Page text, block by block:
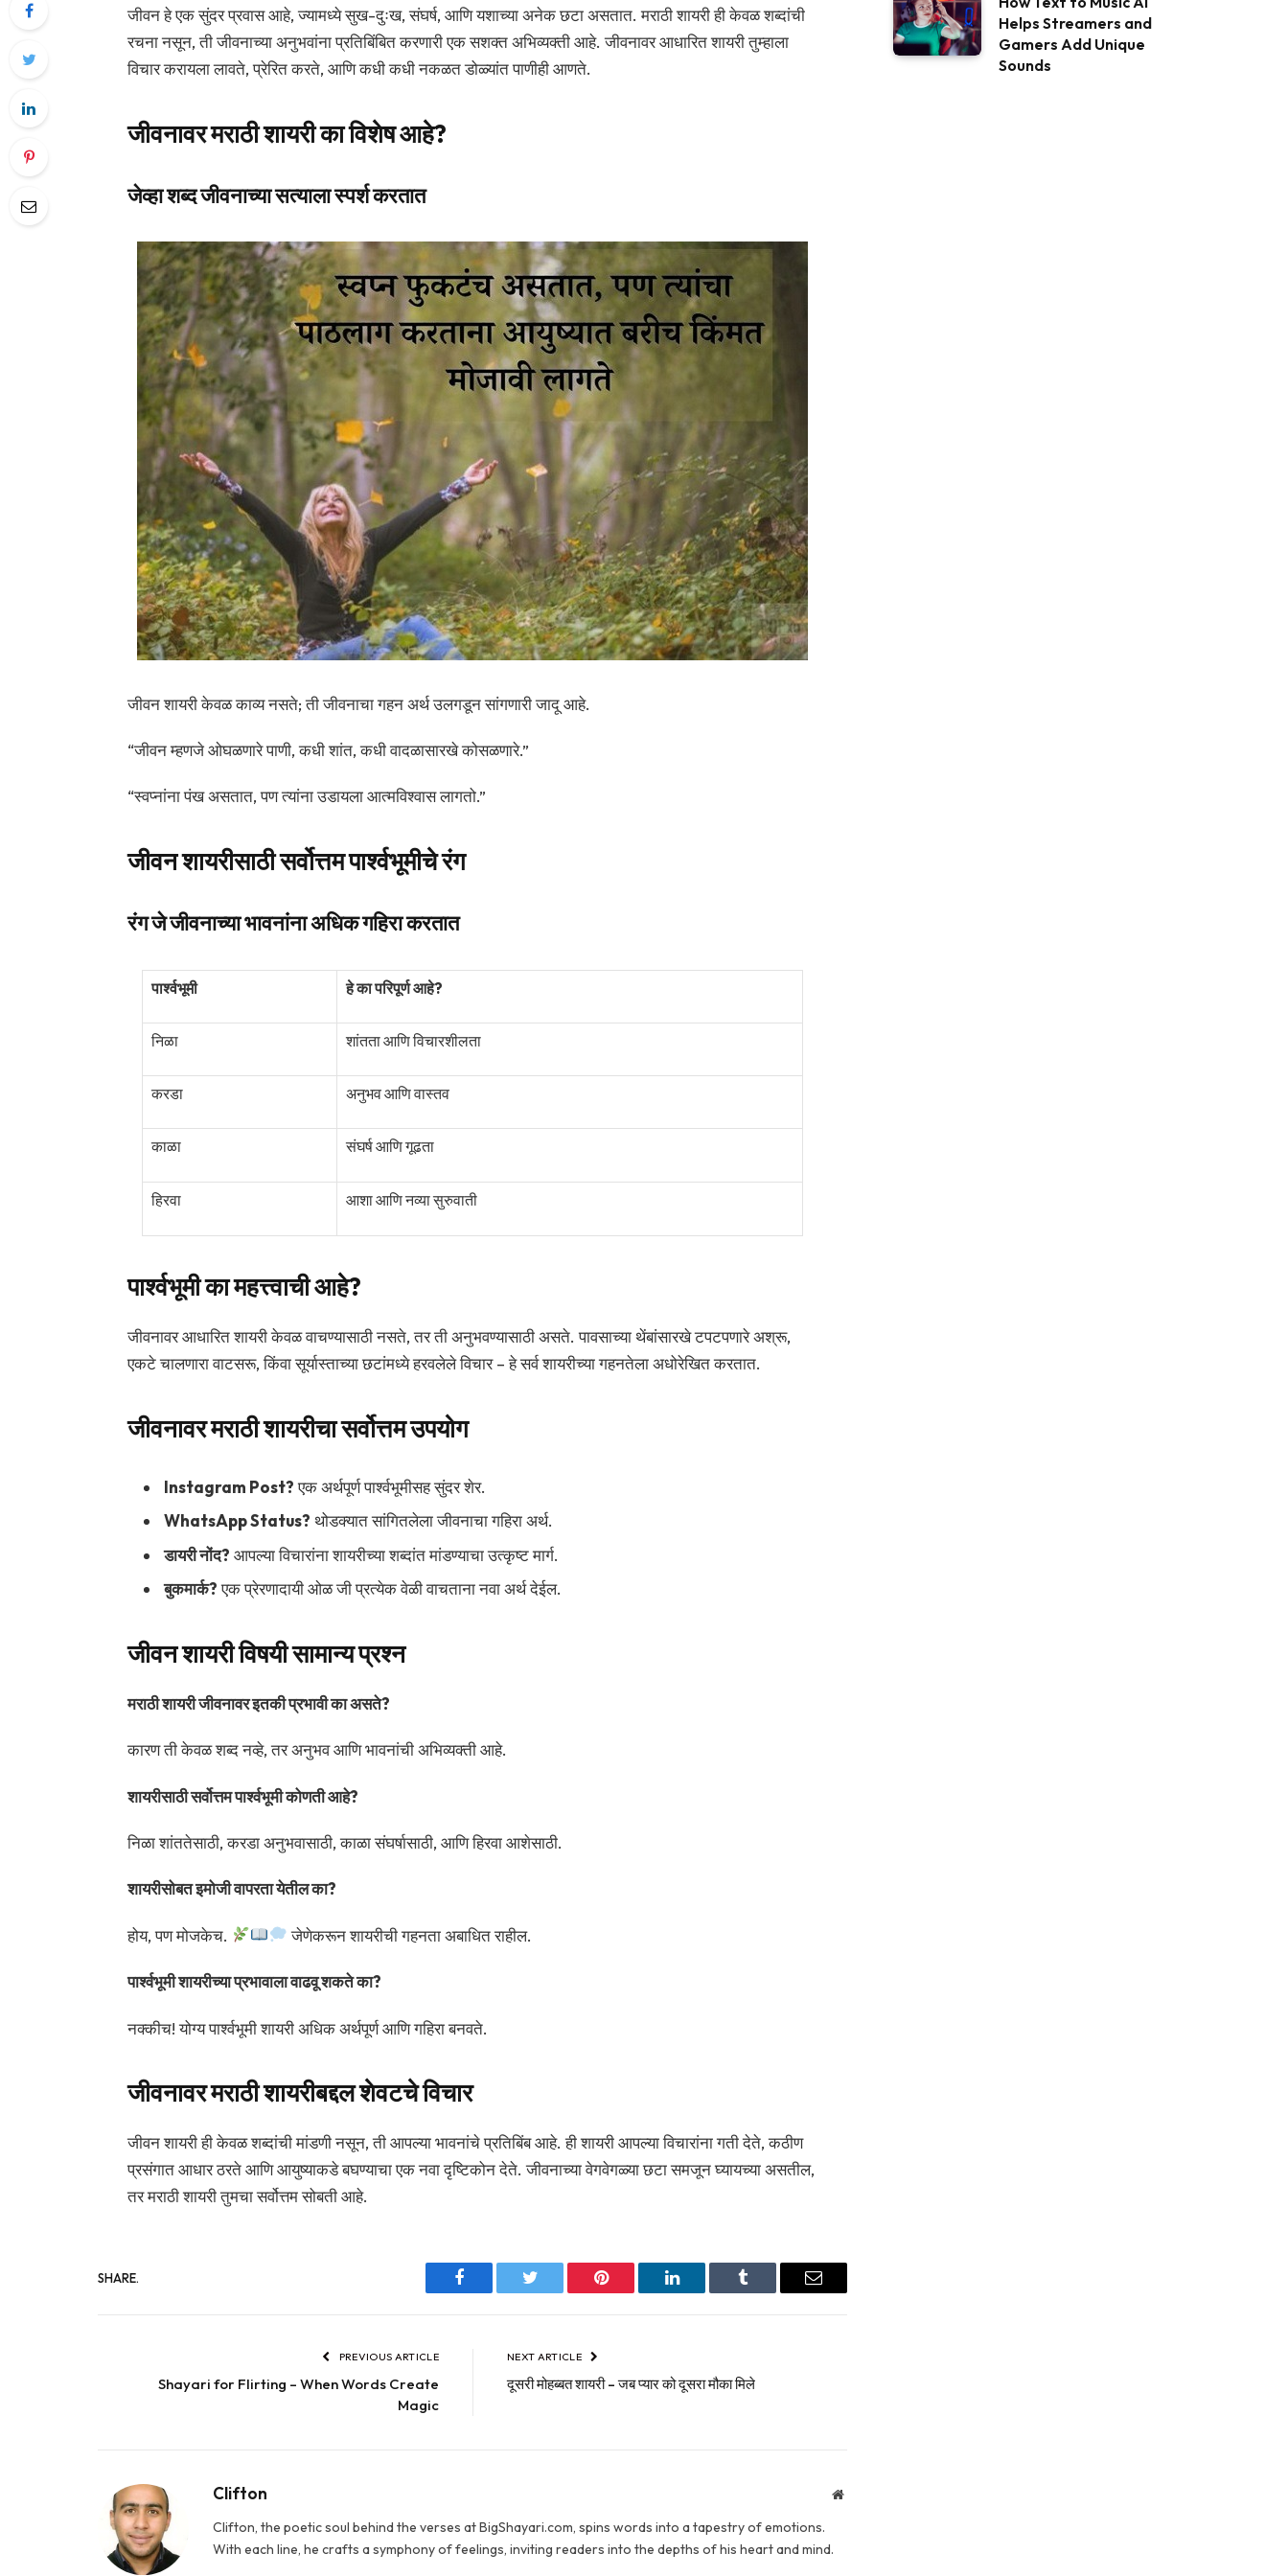
जीवन हे एक सुंदर प्रवास आहे, ज्यामध्ये सुख-दुःख, संघर्ष, आणि यशाच्या अनेक छटा असतात. मराठी शायरी ही केवळ शब्दांची
रचना नसून, ती जीवनाच्या अनुभवांना प्रतिबिंबित करणारी एक सशक्त अभिव्यक्ती आहे. जीवनावर आधारित शायरी तुम्हाला
विचार करायला लावते, प्रेरित करते, आणि कधी कधी नकळत डोळ्यांत पाणीही आणते.
जीवनावर मराठी शायरी का विशेष आहे?
जेव्हा शब्द जीवनाच्या सत्याला स्पर्श करतात
जीवन शायरी केवळ काव्य नसते; ती जीवनाचा गहन अर्थ उलगडून सांगणारी जादू आहे.
“जीवन म्हणजे ओघळणारे पाणी, कधी शांत, कधी वादळासारखे कोसळणारे.”
“स्वप्नांना पंख असतात, पण त्यांना उडायला आत्मविश्वास लागतो.”
जीवन शायरीसाठी सर्वोत्तम पार्श्वभूमीचे रंग
रंग जे जीवनाच्या भावनांना अधिक गहिरा करतात
पार्श्वभूमी हे का परिपूर्ण आहे?
निळा शांतता आणि विचारशीलता
करडा अनुभव आणि वास्तव
काळा संघर्ष आणि गूढता
हिरवा आशा आणि नव्या सुरुवाती
पार्श्वभूमी का महत्त्वाची आहे?
जीवनावर आधारित शायरी केवळ वाचण्यासाठी नसते, तर ती अनुभवण्यासाठी असते. पावसाच्या थेंबांसारखे टपटपणारे अश्रू,
एकटे चालणारा वाटसरू, किंवा सूर्यास्ताच्या छटांमध्ये हरवलेले विचार – हे सर्व शायरीच्या गहनतेला अधोरेखित करतात.
जीवनावर मराठी शायरीचा सर्वोत्तम उपयोग
Instagram Post?एक अर्थपूर्ण पार्श्वभूमीसह सुंदर शेर.
WhatsApp Status? थोडक्यात सांगितलेला जीवनाचा गहिरा अर्थ.
डायरी नोंद? आपल्या विचारांना शायरीच्या शब्दांत मांडण्याचा उत्कृष्ट मार्ग.
बुकमार्क?एक प्रेरणादायी ओळ जी प्रत्येक वेळी वाचताना नवा अर्थ देईल.
जीवन शायरी विषयी सामान्य प्रश्न
मराठी शायरी जीवनावर इतकी प्रभावी का असते?
कारण ती केवळ शब्द नव्हे, तर अनुभव आणि भावनांची अभिव्यक्ती आहे.
शायरीसाठी सर्वोत्तम पार्श्वभूमी कोणती आहे?
निळा शांततेसाठी, करडा अनुभवासाठी, काळा संघर्षासाठी, आणि हिरवा आशेसाठी.
शायरीसोबत इमोजी वापरता येतील का?
होय, पण मोजकेच. जेणेकरून शायरीची गहनता अबाधित राहील.
पार्श्वभूमी शायरीच्या प्रभावाला वाढवू शकते का?
नक्कीच! योग्य पार्श्वभूमी शायरी अधिक अर्थपूर्ण आणि गहिरा बनवते.
जीवनावर मराठी शायरीबद्दल शेवटचे विचार
जीवन शायरी ही केवळ शब्दांची मांडणी नसून, ती आपल्या भावनांचे प्रतिबिंब आहे. ही शायरी आपल्या विचारांना गती देते, कठीण
प्रसंगात आधार ठरते आणि आयुष्याकडे बघण्याचा एक नवा दृष्टिकोन देते. जीवनाच्या वेगवेगळ्या छटा समजून घ्यायच्या असतील,
तर मराठी शायरी तुमचा सर्वोत्तम सोबती आहे.
SHARE.
Facebook Twitter Pinterest LinkedIn Tumblr Email
PREVIOUS ARTICLE
Shayari for Flirting – When Words Create
Magic
NEXT ARTICLE
दूसरी मोहब्बत शायरी – जब प्यार को दूसरा मौका मिले
Clifton Website
Clifton, the poetic soul behind the verses at BigShayari.com, spins words into a tapestry of emotions.
With each line, he crafts a symphony of feelings, inviting readers into the depths of his heart and mind.
Helps Streamers and
Gamers Add Unique
Sounds